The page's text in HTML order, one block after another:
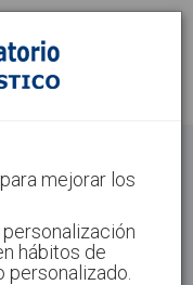
Regístrate
para mejorar los
hábitos de